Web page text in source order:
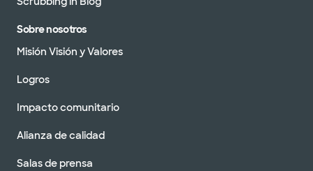
Sobre nosotros
Misión Visión y Valores
Logros
Impacto comunitario
Alianza de calidad
Salas de prensa